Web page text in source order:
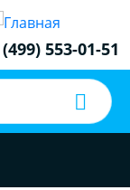
553-01-51